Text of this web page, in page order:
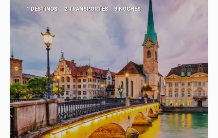
1 DESTINOS 2 TRANSPORTES 3 NOCHES